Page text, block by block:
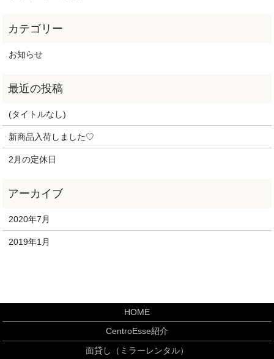
お知らせ
(タイトルなし)
新商品入荷しました♡
2月の定休日
2020年7月
2019年1月
HOME
CentroEsse紹介
面貸し（ミラーレンタル）